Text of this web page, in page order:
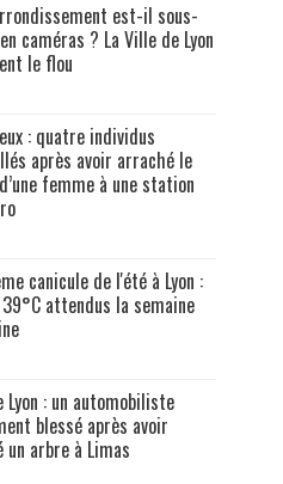
est-il sous-
caméras ? La Ville de Lyon
le flou
: quatre individus
après avoir arraché le
femme à une station
canicule de l'été à Lyon :
attendus la semaine
Lyon : un automobiliste
blessé après avoir
un arbre à Limas